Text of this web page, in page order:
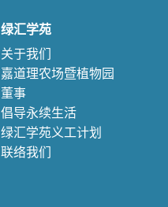
绿汇学苑
关于我们
嘉道理农场暨植物园
董事
倡导永续生活
绿汇学苑义工计划
联络我们